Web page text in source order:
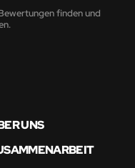
finden und
UNS